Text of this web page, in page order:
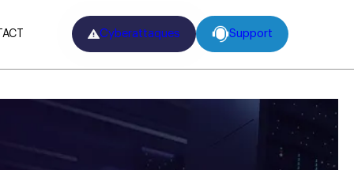
Cyberattaques Support